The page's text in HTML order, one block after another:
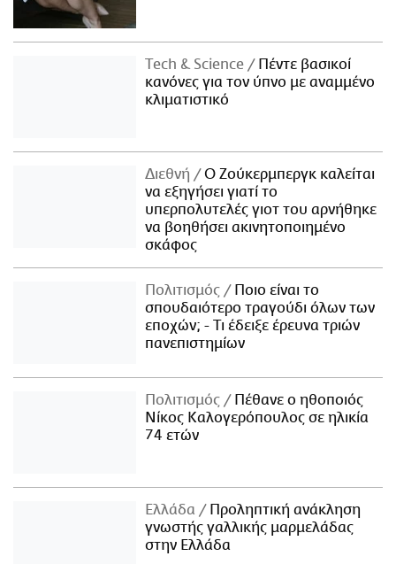
Τech & Science
Πέντε βασικοί
κανόνες για τον ύπνο με αναμμένο
κλιματιστικό
Διεθνή
Ο Ζούκερμπεργκ καλείται
να εξηγήσει γιατί το
υπερπολυτελές γιοτ του αρνήθηκε
να βοηθήσει ακινητοποιημένο
σκάφος
Πολιτισμός
Ποιο είναι το
σπουδαιότερο τραγούδι όλων των
εποχών; - Τι έδειξε έρευνα τριών
πανεπιστημίων
Πολιτισμός
Πέθανε ο ηθοποιός
Νίκος Καλογερόπουλος σε ηλικία
74 ετών
Ελλάδα
Προληπτική ανάκληση
γνωστής γαλλικής μαρμελάδας
στην Ελλάδα